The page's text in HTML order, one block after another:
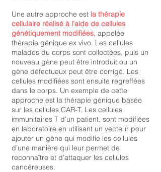
Une autre approche est la thérapie
cellulaire réalisé à l’aide de cellules
génétiquement modifiées, appelée
thérapie génique ex vivo. Les cellules
malades du corps sont collectées, puis un
nouveau gène peut être introduit ou un
gène défectueux peut être corrigé. Les
cellules modifiées sont ensuite regreffées
dans le corps. Un exemple de cette
approche est la thérapie génique basée
sur les cellules CAR-T. Les cellules
immunitaires T d’un patient, sont modifiées
en laboratoire en utilisant un vecteur pour
ajouter un gène qui modifie les cellules
d’une manière qui leur permet de
reconnaître et d’attaquer les cellules
cancéreuses.